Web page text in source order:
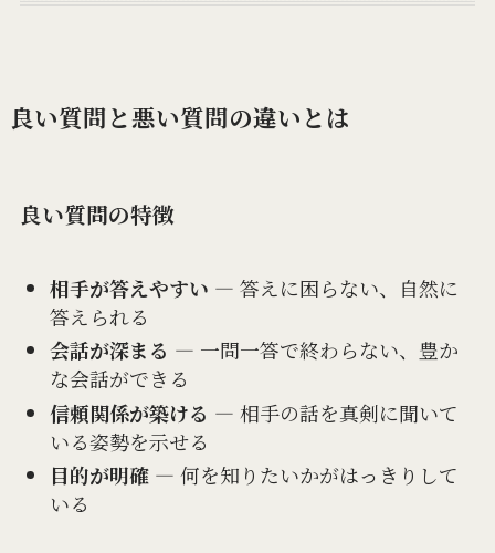
良い質問と悪い質問の違いとは
良い質問の特徴
相手が答えやすい ― 答えに困らない、自然に
答えられる
会話が深まる ― 一問一答で終わらない、豊か
な会話ができる
信頼関係が築ける ― 相手の話を真剣に聞いて
いる姿勢を示せる
目的が明確― 何を知りたいかがはっきりして
いる